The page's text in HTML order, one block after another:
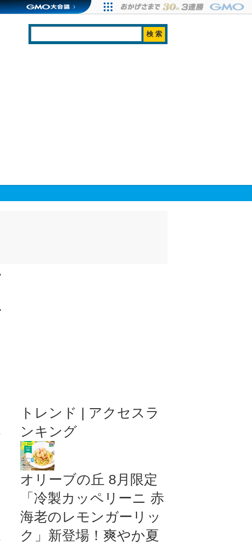
トレンド | アクセスラ
ンキング
オリーブの丘 8月限定
「冷製カッペリーニ 赤
海老のレモンガーリッ
ク」新登場！爽やか夏